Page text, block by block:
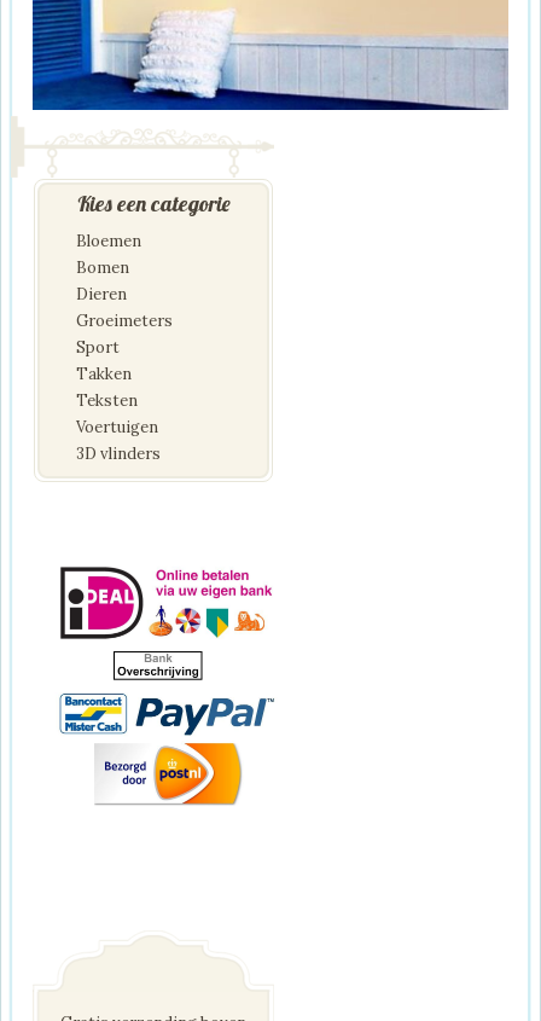
Kies een categorie
Bloemen
Bomen
Dieren
Groeimeters
Sport
Takken
Teksten
Voertuigen
3D vlinders